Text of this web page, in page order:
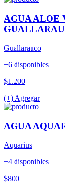
AGUA ALOE
Guallarauco
+6 disponibles
$1.200
(+) Agregar
AGUA
Aquarius
+4 disponibles
$800